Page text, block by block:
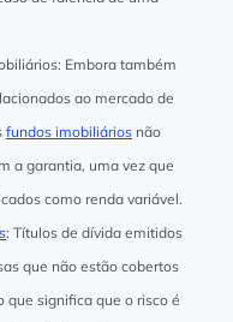
Embora também
ao mercado de
fundos imobiliários não
a garantia, uma vez que
como renda variável.
: Títulos de dívida emitidos
que não estão cobertos
que significa que o risco é